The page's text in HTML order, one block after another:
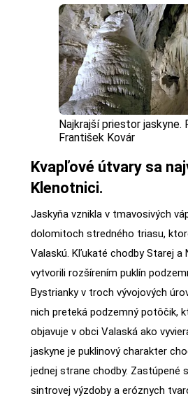
Najkrajší priestor jaskyne.
František Kovár
Kvapľové útvary sa
Klenotnici.
Jaskyňa vznikla v tmavosivých
dolomitoch stredného triasu,
Valaskú. Kľukaté chodby Starej a
vytvorili rozšírením puklín
Bystrianky v troch vývojových
nich preteká podzemný potôčik,
objavuje v obci Valaská ako
jaskyne je puklinový charakter
jednej strane chodby. Zastúpené
sintrovej výzdoby a eróznych